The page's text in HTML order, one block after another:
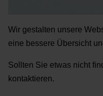
Wir gestalten unsere
eine bessere Übersicht
Sollten Sie etwas nicht
kontaktieren.